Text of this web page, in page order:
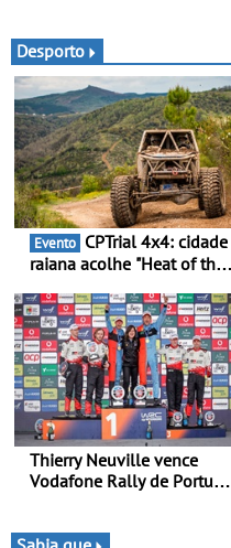
até 11€
Desporto
Evento
raiana acolhe "Heat of the
de equipas em Bragança
Thierry Neuville vence
Vodafone Rally de Portugal